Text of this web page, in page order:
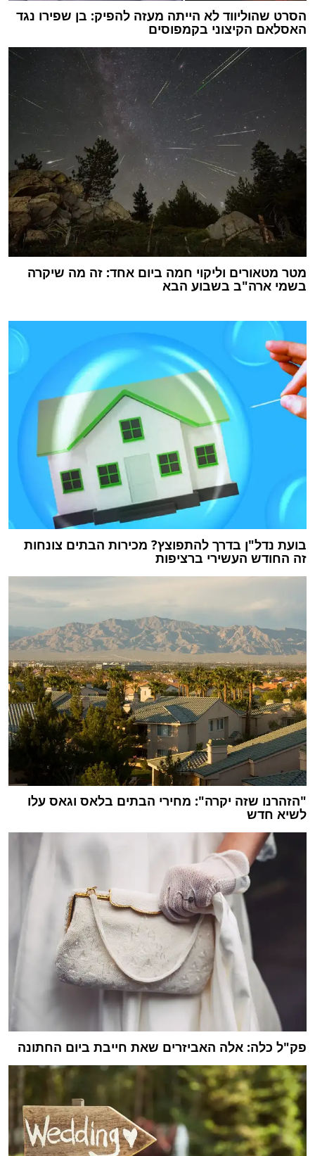
הסרט שהוליווד לא הייתה מעזה להפיק: בן שפירו נגד
האסלאם הקיצוני בקמפוסים
מטר מטאורים וליקוי חמה ביום אחד: זה מה שיקרה
בשמי ארה"ב בשבוע הבא
בועת נדל"ן בדרך להתפוצץ? ‏מכירות הבתים צונחות
זה החודש העשירי ברציפות
"הזהרנו שזה יקרה": מחירי הבתים בלאס וגאס עלו
לשיא חדש
פק"ל כלה: אלה האביזרים שאת חייבת ביום החתונה